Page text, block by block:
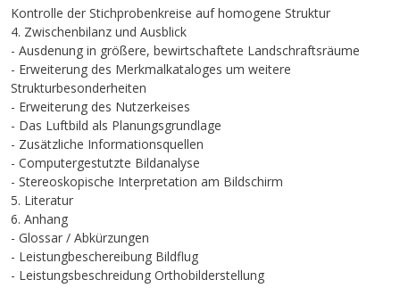
Kontrolle der Stichprobenkreise auf homogene Struktur
4. Zwischenbilanz und Ausblick
- Ausdenung in größere, bewirtschaftete Landschraftsräume
- Erweiterung des Merkmalkataloges um weitere
Strukturbesonderheiten
- Erweiterung des Nutzerkeises
- Das Luftbild als Planungsgrundlage
- Zusätzliche Informationsquellen
- Computergestutzte Bildanalyse
- Stereoskopische Interpretation am Bildschirm
5. Literatur
6. Anhang
- Glossar / Abkürzungen
- Leistungbeschereibung Bildflug
- Leistungsbeschreidung Orthobilderstellung